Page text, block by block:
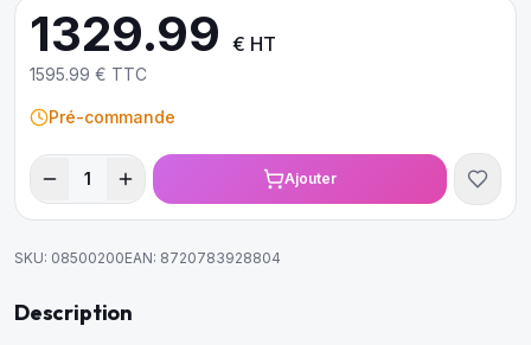
1329.99 € HT
1595.99 € TTC
Pré-commande
1 Ajouter
SKU: 08500200EAN: 8720783928804
Description